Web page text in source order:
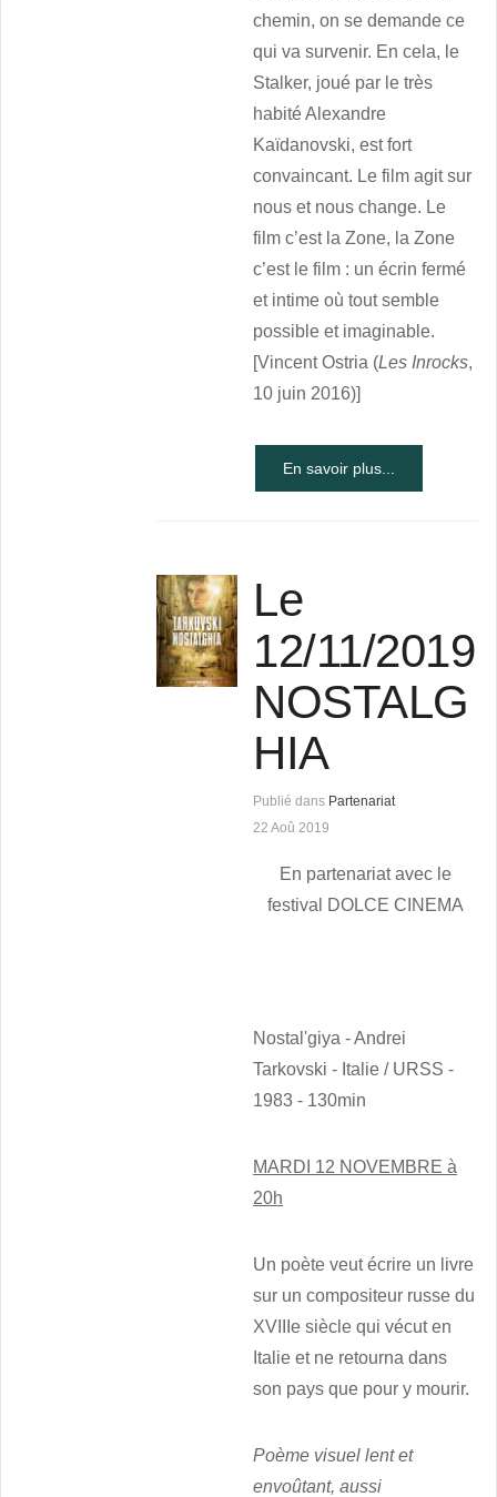
chemin, on se demande ce
qui va survenir. En cela, le
Stalker, joué par le très
habité Alexandre
Kaïdanovski, est fort
convaincant. Le film agit sur
nous et nous change. Le
film c’est la Zone, la Zone
c’est le film : un écrin fermé
et intime où tout semble
possible et imaginable.
[Vincent Ostria (Les Inrocks,
10 juin 2016)]
En savoir plus...
Le
12/11/2019
NOSTALG
HIA
Publié dans Partenariat
22 Aoû 2019
En partenariat avec le
festival DOLCE CINEMA
Nostal'giya - Andrei
Tarkovski - Italie / URSS -
1983 - 130min
MARDI 12 NOVEMBRE à
20h
Un poète veut écrire un livre
sur un compositeur russe du
XVIIIe siècle qui vécut en
Italie et ne retourna dans
son pays que pour y mourir.
Poème visuel lent et
envoûtant, aussi